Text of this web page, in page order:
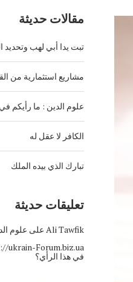
مقالات حديثة
تبت يدا أبي لهب وتحديد
مشاريع استثمارية من
علوم الدين : ما رأيكم
الكافر لا عقل له
تبارك الذي بيده الملك
تعليقات حديثة
Ali Tawfikعلى علوم
ukrain-Forum.biz.ua/
في هذا الرأي؟